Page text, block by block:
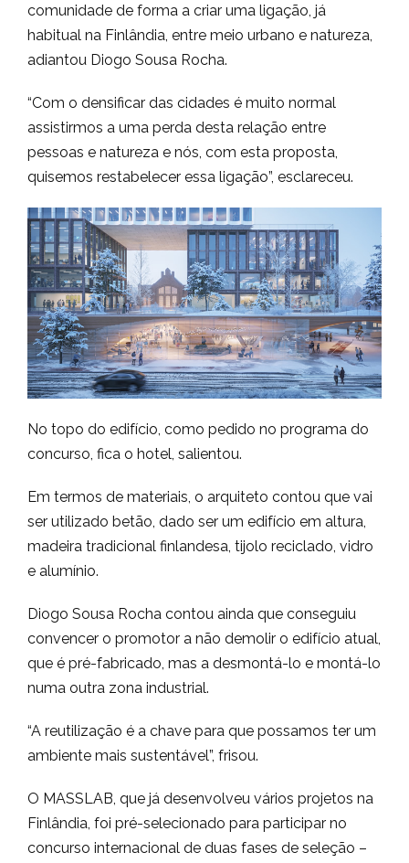
comunidade de forma a criar uma ligação, já
habitual na Finlândia, entre meio urbano e natureza,
adiantou Diogo Sousa Rocha.
“Com o densificar das cidades é muito normal
assistirmos a uma perda desta relação entre
pessoas e natureza e nós, com esta proposta,
quisemos restabelecer essa ligação”, esclareceu.
No topo do edifício, como pedido no programa do
concurso, fica o hotel, salientou.
Em termos de materiais, o arquiteto contou que vai
ser utilizado betão, dado ser um edifício em altura,
madeira tradicional finlandesa, tijolo reciclado, vidro
e alumínio.
Diogo Sousa Rocha contou ainda que conseguiu
convencer o promotor a não demolir o edifício atual,
que é pré-fabricado, mas a desmontá-lo e montá-lo
numa outra zona industrial.
“A reutilização é a chave para que possamos ter um
ambiente mais sustentável”, frisou.
O MASSLAB, que já desenvolveu vários projetos na
Finlândia, foi pré-selecionado para participar no
concurso internacional de duas fases de seleção –